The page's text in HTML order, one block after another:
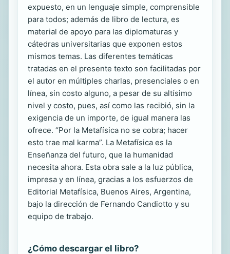
expuesto, en un lenguaje simple, comprensible
para todos; además de libro de lectura, es
material de apoyo para las diplomaturas y
cátedras universitarias que exponen estos
mismos temas. Las diferentes temáticas
tratadas en el presente texto son facilitadas por
el autor en múltiples charlas, presenciales o en
línea, sin costo alguno, a pesar de su altísimo
nivel y costo, pues, así como las recibió, sin la
exigencia de un importe, de igual manera las
ofrece. “Por la Metafísica no se cobra; hacer
esto trae mal karma”. La Metafísica es la
Enseñanza del futuro, que la humanidad
necesita ahora. Esta obra sale a la luz pública,
impresa y en línea, gracias a los esfuerzos de
Editorial Metafísica, Buenos Aires, Argentina,
bajo la dirección de Fernando Candiotto y su
equipo de trabajo.
¿Cómo descargar el libro?